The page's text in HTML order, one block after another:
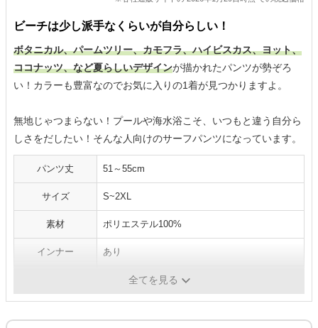
ビーチは少し派手なくらいが自分らしい！
ボタニカル、パームツリー、カモフラ、ハイビスカス、ヨット、
ココナッツ、など夏らしいデザインが描かれたパンツが勢ぞろ
い！カラーも豊富なのでお気に入りの1着が見つかりますよ。
無地じゃつまらない！プールや海水浴こそ、いつもと違う自分ら
しさをだしたい！そんな人向けのサーフパンツになっています。
パンツ丈 51～55cm
サイズ S~2XL
素材 ポリエステル100%
インナー あり
全てを見る